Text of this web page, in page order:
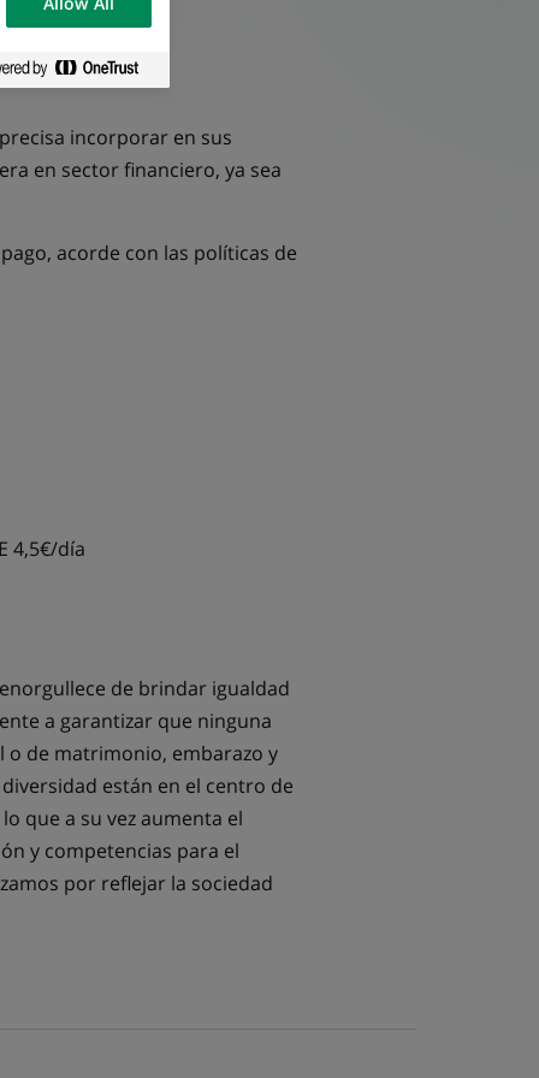
incorporar en sus
en sector financiero, ya sea
acorde con las políticas de
4,5€/día
de brindar igualdad
a garantizar que ninguna
o de matrimonio, embarazo y
están en el centro de
que a su vez aumenta el
y competencias para el
por reflejar la sociedad